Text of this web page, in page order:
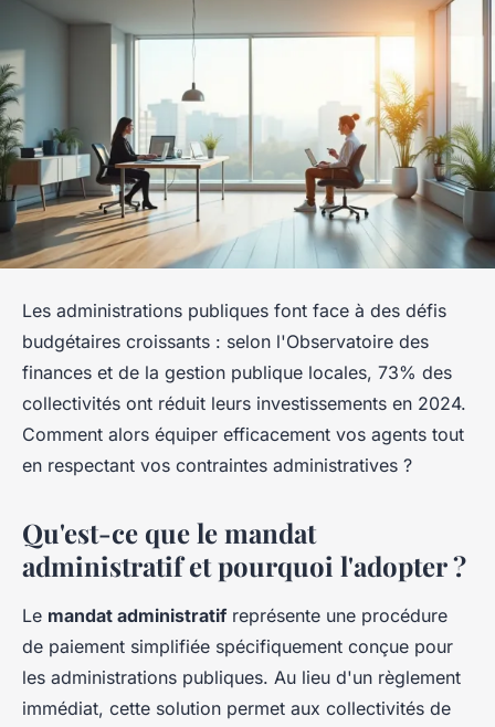
Les administrations publiques font face à des défis
budgétaires croissants : selon l'Observatoire des
finances et de la gestion publique locales, 73% des
collectivités ont réduit leurs investissements en 2024.
Comment alors équiper efficacement vos agents tout
en respectant vos contraintes administratives ?
Qu'est-ce que le mandat
administratif et pourquoi l'adopter ?
Le mandat administratif représente une procédure
de paiement simplifiée spécifiquement conçue pour
les administrations publiques. Au lieu d'un règlement
immédiat, cette solution permet aux collectivités de